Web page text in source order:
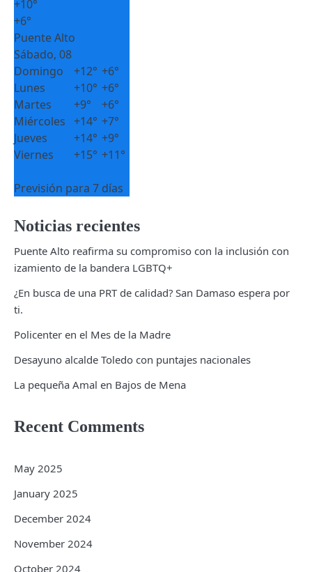
+10°
+6°
Puente Alto
Sábado, 08
Domingo
+12° +6°
Lunes
+10° +6°
Martes
+9° +6°
Miércoles +14° +7°
Jueves
+14° +9°
Viernes
+15° +11°
Previsión para 7 días
Noticias recientes
Puente Alto reafirma su compromiso con la inclusión con
izamiento de la bandera LGBTQ+
¿En busca de una PRT de calidad? San Damaso espera por
ti.
Policenter en el Mes de la Madre
Desayuno alcalde Toledo con puntajes nacionales
La pequeña Amal en Bajos de Mena
Recent Comments
May 2025
January 2025
December 2024
November 2024
October 2024